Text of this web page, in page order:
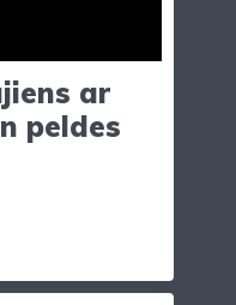
ar
peldes